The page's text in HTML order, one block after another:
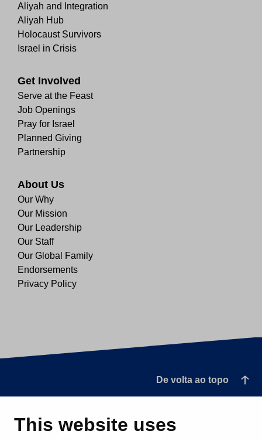
This website uses
Aliyah and Integration
Aliyah Hub
Holocaust Survivors
Israel in Crisis
Get Involved
Serve at the Feast
Job Openings
Pray for Israel
Planned Giving
Partnership
About Us
Our Why
Our Mission
Our Leadership
Our Staff
Our Global Family
Endorsements
Privacy Policy
De volta ao topo